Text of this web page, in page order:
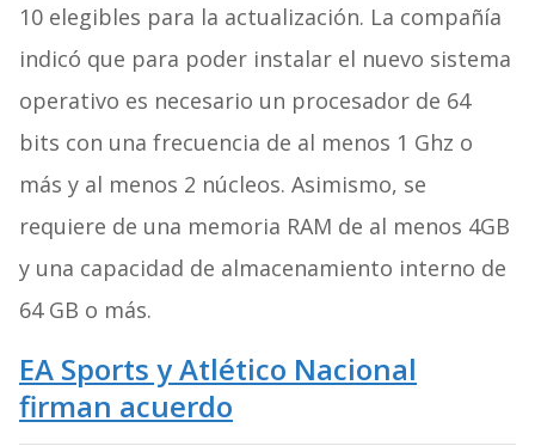
10 elegibles para la actualización. La compañía
indicó que para poder instalar el nuevo sistema
operativo es necesario un procesador de 64
bits con una frecuencia de al menos 1 Ghz o
más y al menos 2 núcleos. Asimismo, se
requiere de una memoria RAM de al menos 4GB
y una capacidad de almacenamiento interno de
64 GB o más.
EA Sports y Atlético Nacional
firman acuerdo